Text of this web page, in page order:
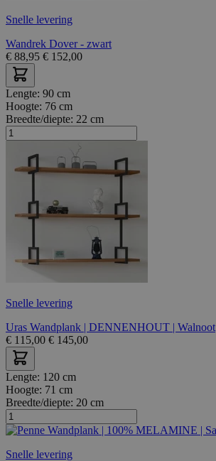
Snelle levering
Wandrek Dover - zwart
€ 88,95 € 152,00
Lengte: 90 cm
Hoogte: 76 cm
Breedte/diepte: 22 cm
Snelle levering
Uras Wandplank | DENNENHOUT | Walnoot
€ 115,00 € 145,00
Lengte: 120 cm
Hoogte: 71 cm
Breedte/diepte: 20 cm
Snelle levering